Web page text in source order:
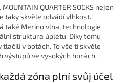
QUARTER SOCKS nejen
taky skvěle odvádí vlhkost.
také Merino vlna, technologie
struktura úpletu. Díky tomu
v botách. To vše ti skvěle
výstupů ve vysokých horách.
zóna plní svůj účel